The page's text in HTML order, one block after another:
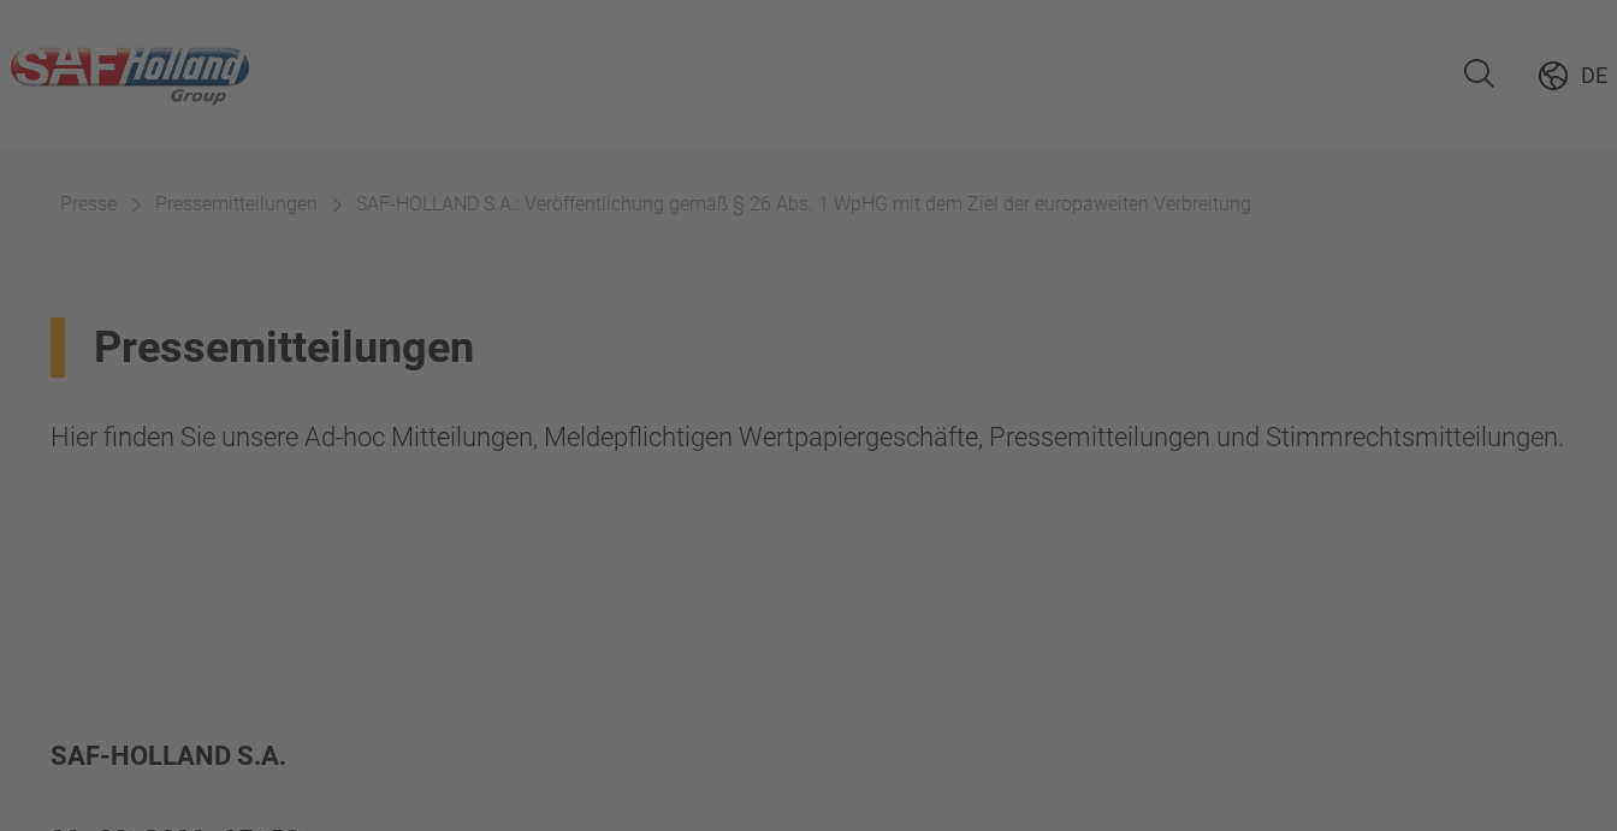
DE
Presse Pressemitteilungen SAF-HOLLAND S.A.: Veröffentlichung gemäß § 26 Abs. 1 WpHG mit dem Ziel der europaweiten Verbreitung
Pressemitteilungen
Hier finden Sie unsere Ad-hoc Mitteilungen, Meldepflichtigen Wertpapiergeschäfte, Pressemitteilungen und Stimmrechtsmitteilungen.
SAF-HOLLAND S.A.